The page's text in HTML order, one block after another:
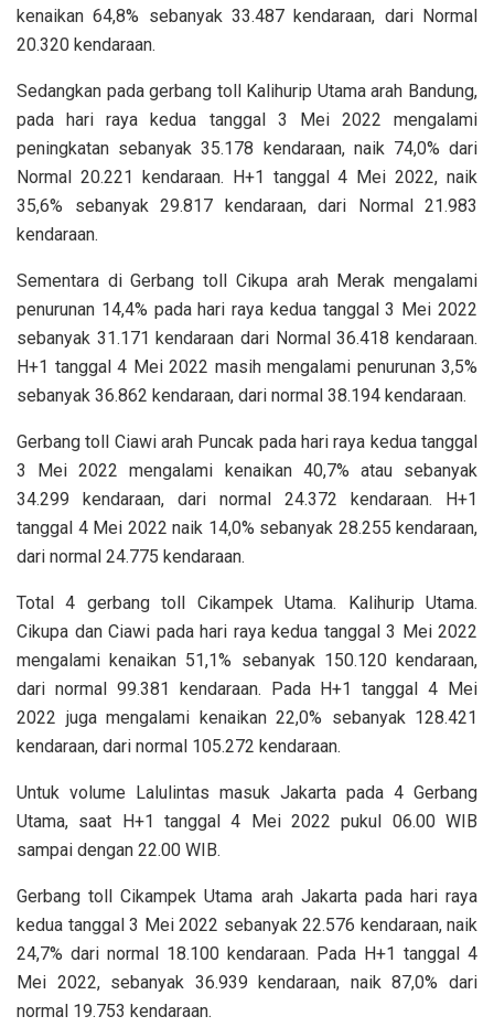
kenaikan 64,8% sebanyak 33.487 kendaraan, dari Normal
20.320 kendaraan.
Sedangkan pada gerbang toll Kalihurip Utama arah Bandung,
pada hari raya kedua tanggal 3 Mei 2022 mengalami
peningkatan sebanyak 35.178 kendaraan, naik 74,0% dari
Normal 20.221 kendaraan. H+1 tanggal 4 Mei 2022, naik
35,6% sebanyak 29.817 kendaraan, dari Normal 21.983
kendaraan.
Sementara di Gerbang toll Cikupa arah Merak mengalami
penurunan 14,4% pada hari raya kedua tanggal 3 Mei 2022
sebanyak 31.171 kendaraan dari Normal 36.418 kendaraan.
H+1 tanggal 4 Mei 2022 masih mengalami penurunan 3,5%
sebanyak 36.862 kendaraan, dari normal 38.194 kendaraan.
Gerbang toll Ciawi arah Puncak pada hari raya kedua tanggal
3 Mei 2022 mengalami kenaikan 40,7% atau sebanyak
34.299 kendaraan, dari normal 24.372 kendaraan. H+1
tanggal 4 Mei 2022 naik 14,0% sebanyak 28.255 kendaraan,
dari normal 24.775 kendaraan.
Total 4 gerbang toll Cikampek Utama. Kalihurip Utama.
Cikupa dan Ciawi pada hari raya kedua tanggal 3 Mei 2022
mengalami kenaikan 51,1% sebanyak 150.120 kendaraan,
dari normal 99.381 kendaraan. Pada H+1 tanggal 4 Mei
2022 juga mengalami kenaikan 22,0% sebanyak 128.421
kendaraan, dari normal 105.272 kendaraan.
Untuk volume Lalulintas masuk Jakarta pada 4 Gerbang
Utama, saat H+1 tanggal 4 Mei 2022 pukul 06.00 WIB
sampai dengan 22.00 WIB.
Gerbang toll Cikampek Utama arah Jakarta pada hari raya
kedua tanggal 3 Mei 2022 sebanyak 22.576 kendaraan, naik
24,7% dari normal 18.100 kendaraan. Pada H+1 tanggal 4
Mei 2022, sebanyak 36.939 kendaraan, naik 87,0% dari
normal 19.753 kendaraan.